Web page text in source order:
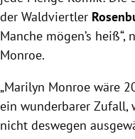
der Waldviertler
Manche mögen’s
Monroe.
„Marilyn Monroe wäre
ein wunderbarer Zufall,
nicht deswegen